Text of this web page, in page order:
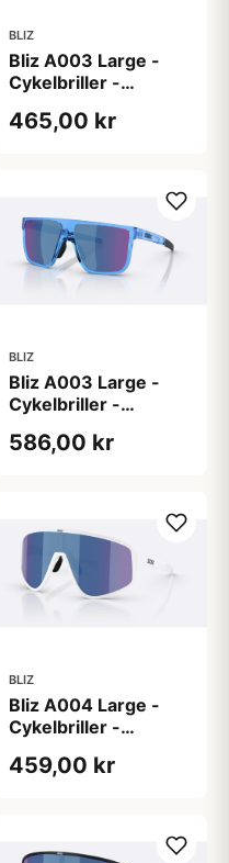
BLIZ
Bliz A003 Large -
Cykelbriller -
Mirror
465,00 kr
BLIZ
Bliz A003 Large -
Cykelbriller -
Blue/Smoke/Blue
586,00 kr
BLIZ
Bliz A004 Large -
Cykelbriller -
Mirror
459,00 kr